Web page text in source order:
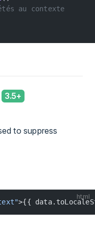
au contexte
to suppress
html
>{{